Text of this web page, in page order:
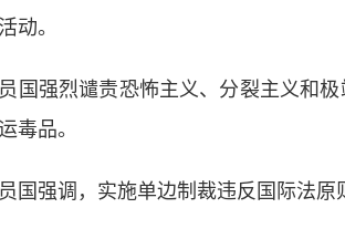
动。
强烈谴责恐怖主义、分裂主义和极
毒品。
强调，实施单边制裁违反国际法原